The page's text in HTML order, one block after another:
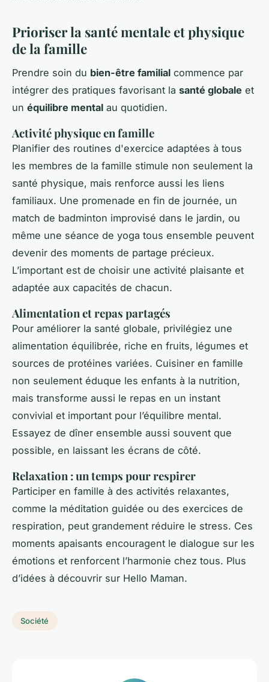
Prioriser la santé mentale et physique
de la famille
Prendre soin du bien-être familial commence par
intégrer des pratiques favorisant la santé globale et
un équilibre mental au quotidien.
Activité physique en famille
Planifier des routines d'exercice adaptées à tous
les membres de la famille stimule non seulement la
santé physique, mais renforce aussi les liens
familiaux. Une promenade en fin de journée, un
match de badminton improvisé dans le jardin, ou
même une séance de yoga tous ensemble peuvent
devenir des moments de partage précieux.
L’important est de choisir une activité plaisante et
adaptée aux capacités de chacun.
Alimentation et repas partagés
Pour améliorer la santé globale, privilégiez une
alimentation équilibrée, riche en fruits, légumes et
sources de protéines variées. Cuisiner en famille
non seulement éduque les enfants à la nutrition,
mais transforme aussi le repas en un instant
convivial et important pour l’équilibre mental.
Essayez de dîner ensemble aussi souvent que
possible, en laissant les écrans de côté.
Relaxation : un temps pour respirer
Participer en famille à des activités relaxantes,
comme la méditation guidée ou des exercices de
respiration, peut grandement réduire le stress. Ces
moments apaisants encouragent le dialogue sur les
émotions et renforcent l’harmonie chez tous. Plus
d’idées à découvrir sur Hello Maman.
Société